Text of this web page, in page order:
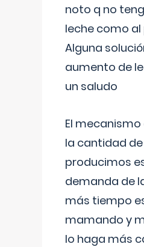
noto q no
leche como al
Alguna
aumento de
un saludo
El
la cantidad
producimos
demanda de
más tiempo
mamando y
lo haga más